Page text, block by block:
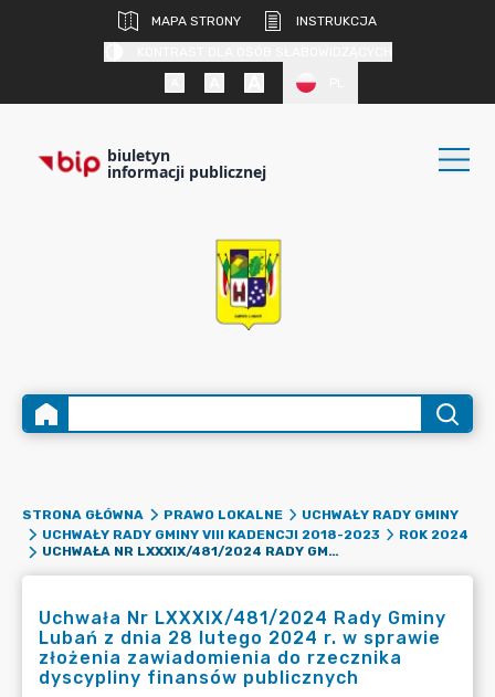
MAPA STRONY
INSTRUKCJA
biuletyn
informacji publicznej
STRONA GŁÓWNA PRAWO LOKALNE
UCHWAŁY RADY GMINY
UCHWAŁY RADY GMINY VIII KADENCJI 2018-2023
ROK 2024
UCHWAŁA NR LXXXIX/481/2024 RADY GMINY LUBAŃ Z DNIA 28 LUTEGO 2024 R. W SPRAWIE ZŁOŻENIA ZAWIADOMIENIA DO RZECZNIKA DYSCYPLINY FINANSÓW PUBLICZNYCH
Uchwała Nr LXXXIX/481/2024 Rady Gminy
Lubań z dnia 28 lutego 2024 r. w sprawie
złożenia zawiadomienia do rzecznika
dyscypliny finansów publicznych